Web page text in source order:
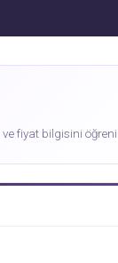
fiyat bilgisini